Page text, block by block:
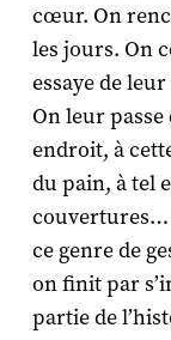
cœur. On
les jours. On
essaye de
On leur
endroit, à
du pain, à tel
couvertures…
ce genre de
on finit par
partie de